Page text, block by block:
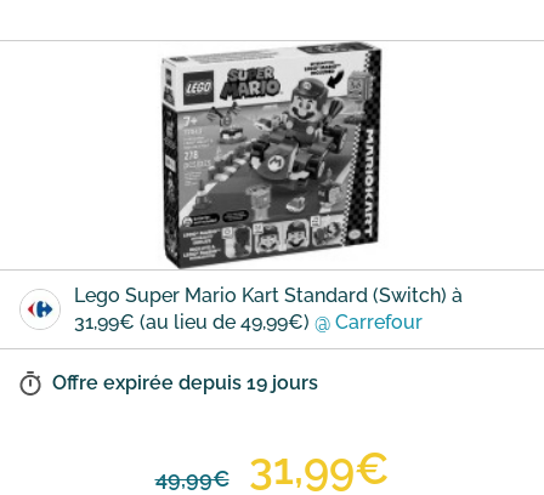
Lego Super Mario Kart Standard (Switch) à
31,99€ (au lieu de 49,99€) @ Carrefour
Offre expirée depuis 19 jours
49,99€ 31,99€